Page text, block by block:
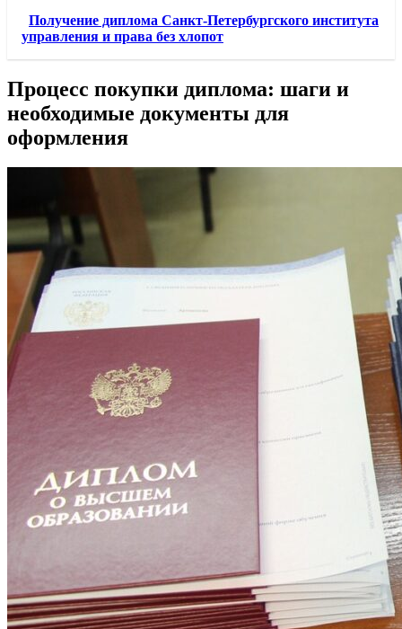
Получение диплома Санкт-Петербургского института
управления и права без хлопот
Процесс покупки диплома: шаги и
необходимые документы для
оформления